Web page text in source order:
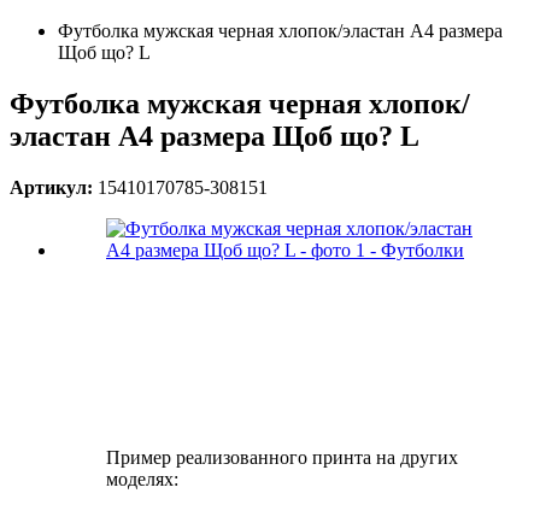
Футболка мужская черная хлопок/эластан А4 размера
Щоб що? L
Футболка мужская черная хлопок/
эластан А4 размера Щоб що? L
Артикул: 15410170785-308151
Пример реализованного принта на других
моделях: